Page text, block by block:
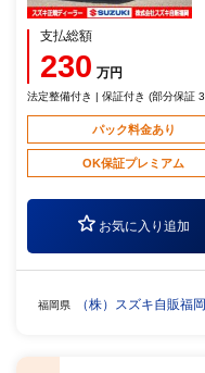
支払総額
230 万円
法定整備付き | 保証付き (部分保証
パック料金あり
OK保証プレミアム
お気に入り追加
福岡県 （株）スズキ自販